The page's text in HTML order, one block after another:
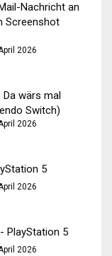
Nachricht an
Screenshot
2026
wärs mal
Switch)
2026
5
2026
PlayStation 5
2026